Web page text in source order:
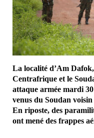
La localité d’Am
Centrafrique et le
attaque armée mardi
venus du Soudan
En riposte, des
ont mené des frappes